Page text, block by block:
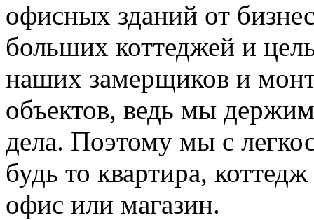
офисных зданий от
больших коттеджей и
наших замерщиков и
объектов, ведь мы
дела. Поэтому мы с
будь то квартира,
офис или магазин.